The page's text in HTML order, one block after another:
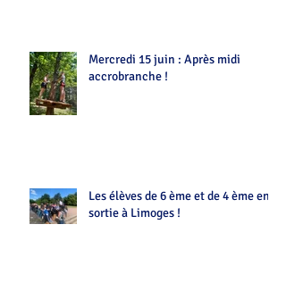
Mercredi 15 juin : Après midi
accrobranche !
Les élèves de 6 ème et de 4 ème en
sortie à Limoges !